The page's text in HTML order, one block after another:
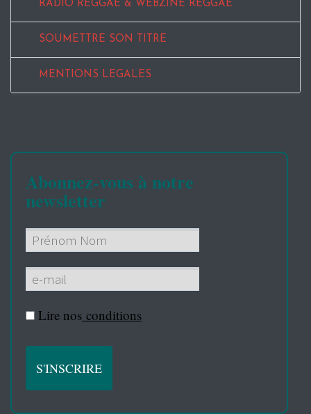
RADIO REGGAE & WEBZINE REGGAE
SOUMETTRE SON TITRE
MENTIONS LEGALES
Abonnez-vous à notre
newsletter
Lire nos conditions